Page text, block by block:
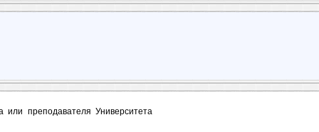
или преподавателя Университета